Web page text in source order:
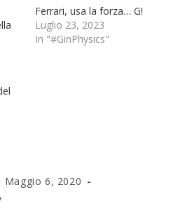
Ferrari, usa la forza… G!
Luglio 23, 2023
In "#GinPhysics"
Maggio 6, 2020